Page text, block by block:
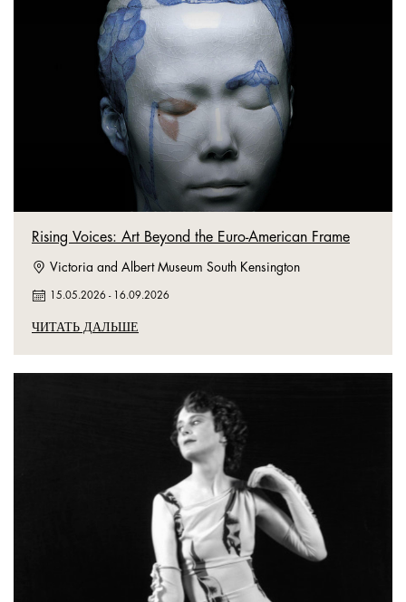
Rising Voices: Art Beyond the Euro-American Frame
Victoria and Albert Museum South Kensington
15.05.2026 - 16.09.2026
ЧИТАТЬ ДАЛЬШЕ